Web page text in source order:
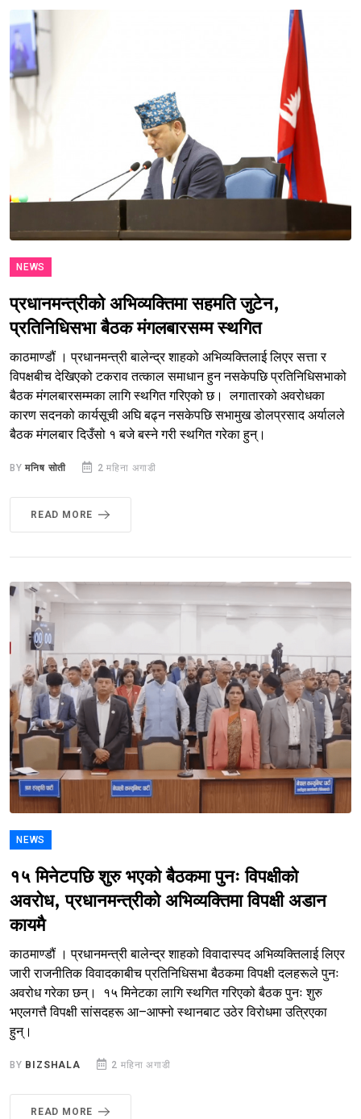
NEWS
प्रधानमन्त्रीको अभिव्यक्तिमा सहमति जुटेन,
प्रतिनिधिसभा बैठक मंगलबारसम्म स्थगित
काठमाण्डौं । प्रधानमन्त्री बालेन्द्र शाहको अभिव्यक्तिलाई लिएर सत्ता र
विपक्षबीच देखिएको टकराव तत्काल समाधान हुन नसकेपछि प्रतिनिधिसभाको
बैठक मंगलबारसम्मका लागि स्थगित गरिएको छ। लगातारको अवरोधका
कारण सदनको कार्यसूची अघि बढ्न नसकेपछि सभामुख डोलप्रसाद अर्यालले
बैठक मंगलबार दिउँसो १ बजे बस्ने गरी स्थगित गरेका हुन्।
BYमनिष सोती 2 महिना अगाडी
READ MORE
NEWS
१५ मिनेटपछि शुरु भएको बैठकमा पुनः विपक्षीको
अवरोध, प्रधानमन्त्रीको अभिव्यक्तिमा विपक्षी अडान
कायमै
काठमाण्डौं । प्रधानमन्त्री बालेन्द्र शाहको विवादास्पद अभिव्यक्तिलाई लिएर
जारी राजनीतिक विवादकाबीच प्रतिनिधिसभा बैठकमा विपक्षी दलहरूले पुनः
अवरोध गरेका छन्। १५ मिनेटका लागि स्थगित गरिएको बैठक पुनः शुरु
भएलगत्तै विपक्षी सांसदहरू आ–आफ्नो स्थानबाट उठेर विरोधमा उत्रिएका
हुन्।
BY BIZSHALA 2 महिना अगाडी
READ MORE